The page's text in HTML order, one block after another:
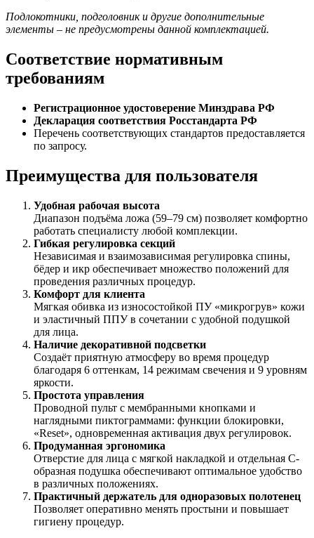
Подлокотники, подголовник и другие дополнительные
элементы – не предусмотрены данной комплектацией.
Соответствие нормативным
требованиям
Регистрационное удостоверение Минздрава РФ
Декларация соответствия Росстандарта РФ
Перечень соответствующих стандартов предоставляется
по запросу.
Преимущества для пользователя
Удобная рабочая высота
Диапазон подъёма ложа (59–79 см) позволяет комфортно
работать специалисту любой комплекции.
Гибкая регулировка секций
Независимая и взаимозависимая регулировка спины,
бёдер и икр обеспечивает множество положений для
проведения различных процедур.
Комфорт для клиента
Мягкая обивка из износостойкой ПУ «микрогрув» кожи
и эластичный ППУ в сочетании с удобной подушкой
для лица.
Наличие декоративной подсветки
Создаёт приятную атмосферу во время процедур
благодаря 6 оттенкам, 14 режимам свечения и 9 уровням
яркости.
Простота управления
Проводной пульт с мембранными кнопками и
наглядными пиктограммами: функции блокировки,
«Reset», одновременная активация двух регулировок.
Продуманная эргономика
Отверстие для лица с мягкой накладкой и отдельная С-
образная подушка обеспечивают оптимальное удобство
в различных положениях.
Практичный держатель для одноразовых полотенец
Позволяет оперативно менять простыни и повышает
гигиену процедур.